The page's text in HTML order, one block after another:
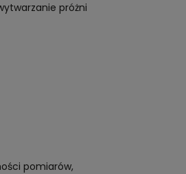
próżni
pomiarów,